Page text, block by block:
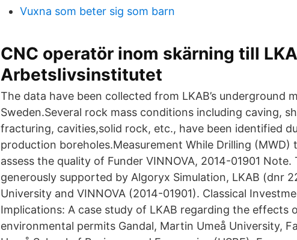
Vuxna som beter sig som barn
CNC operatör inom skärning till
Arbetslivsinstitutet
The data have been collected from LKAB’s underground
Sweden.Several rock mass conditions including caving,
fracturing, cavities,solid rock, etc., have been identified
production boreholes.Measurement While Drilling (MWD)
assess the quality of Funder VINNOVA, 2014-01901
generously supported by Algoryx Simulation, LKAB (dnr
University and VINNOVA (2014-01901). Classical
Implications: A case study of LKAB regarding the effects
environmental permits Gandal, Martin Umeå University,